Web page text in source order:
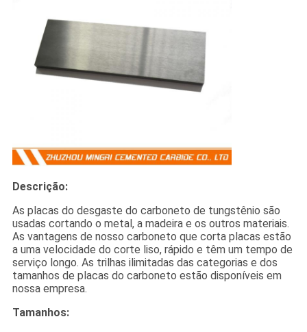
Descrição:
As placas do desgaste do carboneto de tungstênio são
usadas cortando o metal, a madeira e os outros materiais.
As vantagens de nosso carboneto que corta placas estão
a uma velocidade do corte liso, rápido e têm um tempo de
serviço longo. As trilhas ilimitadas das categorias e dos
tamanhos de placas do carboneto estão disponíveis em
nossa empresa.
Tamanhos: